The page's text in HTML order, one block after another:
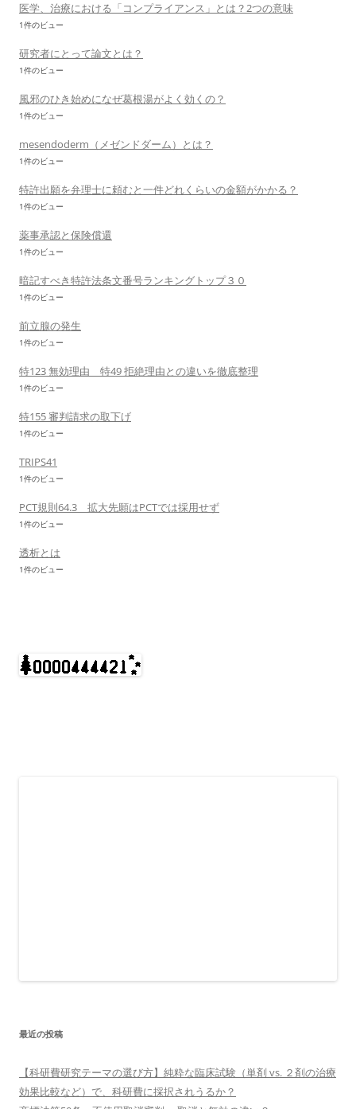
医学、治療における「コンプライアンス」とは？2つの意味
1件のビュー
研究者にとって論文とは？
1件のビュー
風邪のひき始めになぜ葛根湯がよく効くの？
1件のビュー
mesendoderm（メゼンドダーム）とは？
1件のビュー
特許出願を弁理士に頼むと一件どれくらいの金額がかかる？
1件のビュー
薬事承認と保険償還
1件のビュー
暗記すべき特許法条文番号ランキングトップ３０
1件のビュー
前立腺の発生
1件のビュー
特123 無効理由 特49 拒絶理由との違いを徹底整理
1件のビュー
特155 審判請求の取下げ
1件のビュー
TRIPS41
1件のビュー
PCT規則64.3 拡大先願はPCTでは採用せず
1件のビュー
透析とは
1件のビュー
最近の投稿
【科研費研究テーマの選び方】純粋な臨床試験（単剤 vs. ２剤の治療
効果比較など）で、科研費に採択されうるか？